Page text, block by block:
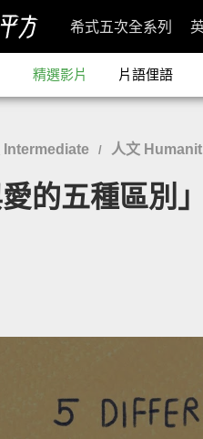
希式五次全系列
精選影片 片語俚語
Intermediate / 人文
愛的五種區